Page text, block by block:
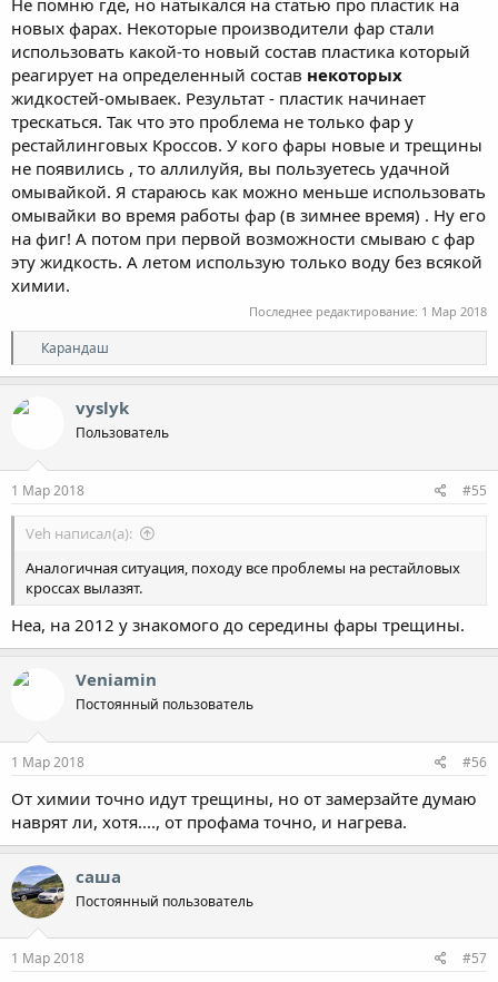
новых фарах. Некоторые производители фар стали
использовать какой-то новый состав пластика который
реагирует на определенный состав некоторых
жидкостей-омываек. Результат - пластик начинает
трескаться. Так что это проблема не только фар у
рестайлинговых Кроссов. У кого фары новые и трещины
не появились , то аллилуйя, вы пользуетесь удачной
омывайкой. Я стараюсь как можно меньше использовать
омывайки во время работы фар (в зимнее время) . Ну его
на фиг! А потом при первой возможности смываю с фар
эту жидкость. А летом использую только воду без всякой
химии.
Последнее редактирование: 1 Мар 2018
Р
е
а
:
Карандаш
vyslyk
Пользователь
1 Мар 2018 #55
Veh написал(а):
Аналогичная ситуация, походу все проблемы на рестайловых
кроссах вылазят.
Неа, на 2012 у знакомого до середины фары трещины.
Veniamin
Постоянный пользователь
1 Мар 2018 #56
От химии точно идут трещины, но от замерзайте думаю
наврят ли, хотя...., от профама точно, и нагрева.
саша
Постоянный пользователь
1 Мар 2018 #57